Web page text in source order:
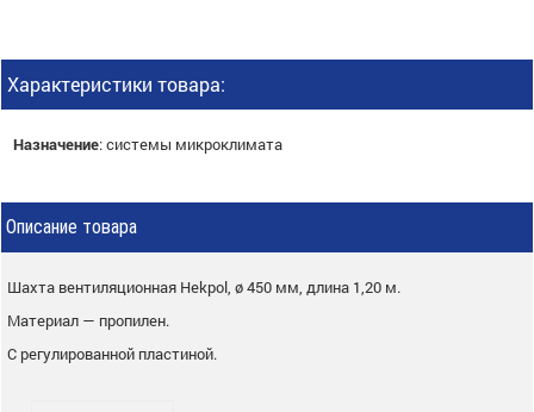
Характеристики товара:
Назначение:системы микроклимата
Описание товара
Шахта вентиляционная Hekpol, ø 450 мм, длина 1,20 м.
Материал — пропилен.
С регулированной пластиной.